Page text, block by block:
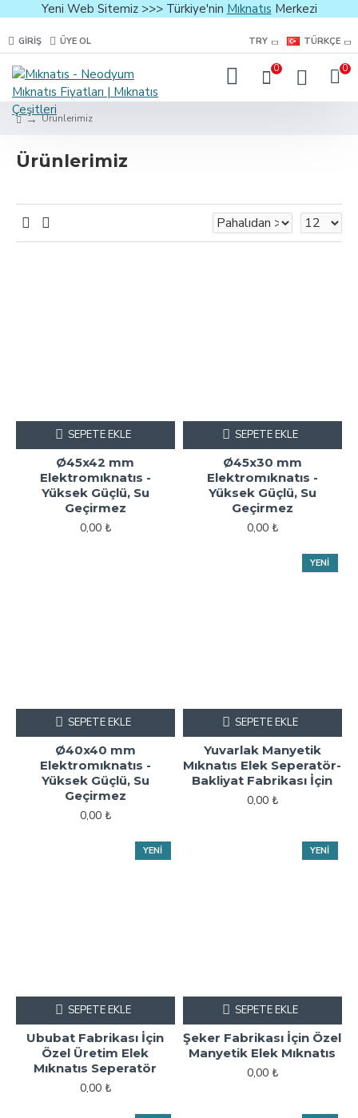
Yeni Web Sitemiz >>> Türkiye'nin Mıknatıs Merkezi
GIRIŞ ÜYE OL TRY TÜRKÇE
0 0
Ürünlerimiz
Ürünlerimiz
Ø45x42 mm
Elektromıknatıs -
Yüksek Güçlü, Su
Geçirmez
0,00 ₺
SEPETE EKLE
Ø45x30 mm
Elektromıknatıs -
Yüksek Güçlü, Su
Geçirmez
0,00 ₺
SEPETE EKLE
Ø40x40 mm
Elektromıknatıs -
Yüksek Güçlü, Su
Geçirmez
0,00 ₺
SEPETE EKLE
YENI
Yuvarlak Manyetik
Mıknatıs Elek Seperatör-
Bakliyat Fabrikası İçin
0,00 ₺
SEPETE EKLE
YENI
Ububat Fabrikası İçin
Özel Üretim Elek
Mıknatıs Seperatör
0,00 ₺
SEPETE EKLE
YENI
Şeker Fabrikası İçin Özel
Manyetik Elek Mıknatıs
0,00 ₺
SEPETE EKLE